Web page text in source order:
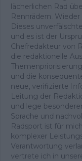
lächerlichen Rad
Rennrädern. Wieder
Dieses
und es ist der
Chefredakteur von
die redaktionelle
und die
neue, verifizierte
Leitung der
und lege
Sprache und
Radsport ist für
komplexer
Verantwortung
vertrete ich in